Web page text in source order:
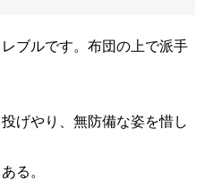
ブルです。布団の上で派手
げやり、無防備な姿を惜し
る。